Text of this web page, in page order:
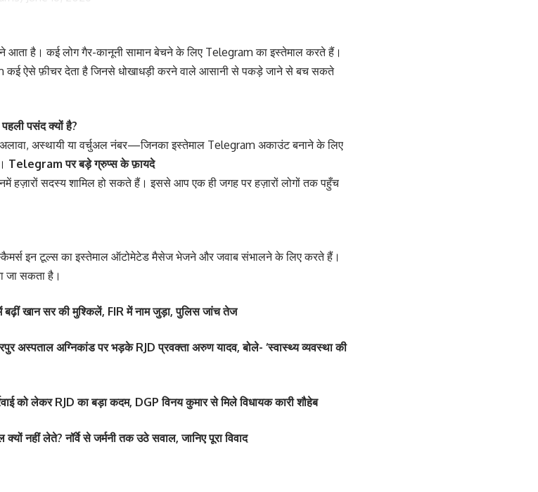
आता है। कई लोग गैर-कानूनी सामान बेचने के लिए Telegram का इस्तेमाल करते हैं।
कई ऐसे फ़ीचर देता है जिनसे धोखाधड़ी करने वाले आसानी से पकड़े जाने से बच सकते
पसंद क्यों है?
अस्थायी या वर्चुअल नंबर—जिनका इस्तेमाल Telegram अकाउंट बनाने के लिए
Telegram पर बड़े ग्रुप्स के फ़ायदे
हज़ारों सदस्य शामिल हो सकते हैं। इससे आप एक ही जगह पर हज़ारों लोगों तक पहुँच
इन टूल्स का इस्तेमाल ऑटोमेटेड मैसेज भेजने और जवाब संभालने के लिए करते हैं।
जा सकता है।
खान सर की मुश्किलें, FIR में नाम जुड़ा, पुलिस जांच तेज
अग्निकांड पर भड़के RJD प्रवक्ता अरुण यादव, बोले- ‘स्वास्थ्य व्यवस्था की
को लेकर RJD का बड़ा कदम, DGP विनय कुमार से मिले विधायक कारी शौहेब
नहीं लेते? नॉर्वे से जर्मनी तक उठे सवाल, जानिए पूरा विवाद
बंप
श्वेता तिवारी ने सोशल मीडिया पर फिर लगाई आग,
फोटो तेजी से Viral
का
श्वेता तिवारी ने सोशल मीडिया पर लगाई आग फोटो
वायरल